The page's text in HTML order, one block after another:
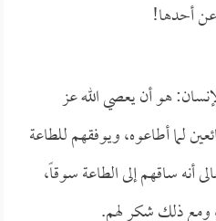
أحدها!
هو أن يعصي الله عز
لما أطاعوه، ويوفقهم للطاعة
أنه ساقهم إلى الطاعة سوقاً،
ومع ذلك شكر لهم.